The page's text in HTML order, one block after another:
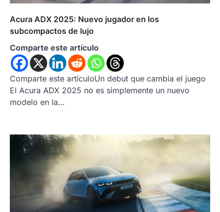
Acura ADX 2025: Nuevo jugador en los
subcompactos de lujo
Comparte este artículo
Comparte este artículoUn debut que cambia el juego
El Acura ADX 2025 no es simplemente un nuevo
modelo en la…